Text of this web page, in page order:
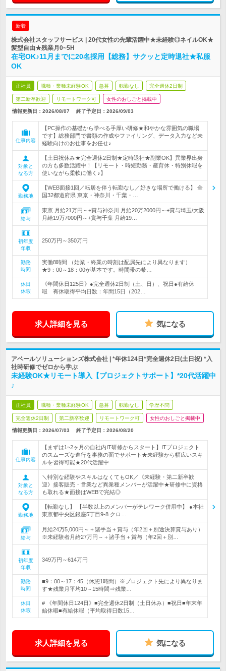
新着
株式会社スタッフサービス | 20代女性の先輩活躍中★未経験◎ネイルOK★
髪型自由★残業月0~5H
在宅OK♪11月までに20名採用【総務】サクッと定時退社★私服
OK
正社員 職種・業種未経験OK 急募 転勤なし 完全週休2日制
第二新卒歓迎 リモートワーク可 女性のおしごと掲載中
情報更新日：2026/08/07 終了予定日： 2026/09/03
仕事内容
【PC操作の基礎から学べる手厚い研修★和やかな雰囲気の職場
です】総務部門で書類の作成やファイリング、データ入力など未
経験向けのお仕事をお任せ♪
対象と
なる方
【土日祝休み★完全週休2日制★定時退社★副業OK】異業界出身
の方も多数活躍中！【リモート・時短勤務・産育休・特別休暇を
使いながら柔軟に働く♪】
勤務地
【WEB面接1回／転居を伴う転勤なし／好きな場所で働ける】 全
国32都道府県 東京・神奈川・千葉・…
給与
東京 月給21万円～+賞与神奈川 月給20万2000円～+賞与埼玉/大阪
月給19万7000円～+賞与千葉 月給19…
初年度
年収
250万円～350万円
勤務
時間
実働8時間 （始業・終業の時刻は配属先により異なります）
★9：00～18：00が基本です。時間帯の希…
休日
休暇
《年間休日125日》●完全週休2日制（土、日）、祝日●有給休
暇 有休取得平均日数：年間15日（202…
求人詳細を見る 気になる
アベールソリューションズ株式会社 | *年休124日*完全週休2日(土日祝) *入
社時研修でゼロから学ぶ
未経験OK★リモート導入【プロジェクトサポート】*20代活躍中
♪
正社員 職種・業種未経験OK 急募 転勤なし 学歴不問
完全週休2日制 第二新卒歓迎 リモートワーク可 女性のおしごと掲載中
情報更新日：2026/07/03 終了予定日： 2026/08/20
仕事内容
【まずは1~2ヶ月の自社内IT研修からスタート】ITプロジェクト
のスムーズな進行を事務の面でサポート★未経験から幅広いスキ
ルを習得可能★20代活躍中
対象と
なる方
＼特別な経験やスキルはなくてもOK／《未経験・第二新卒歓
迎》接客販売・営業など異業種メンバーが活躍中★研修中に資格
も取れる★面接はWEBで完結◎
勤務地
【転勤なし】 【半数以上のメンバーがテレワーク併用中】 ●本社
東京都中央区銀座5丁目9-8 クロ…
給与
月給24万5,000円～＋諸手当＋賞与（年2回＋別途決算賞与あり）
※未経験者月給27万円～＋諸手当＋賞与（年2回＋別…
初年度
年収
349万円～614万円
勤務
時間
■9：00～17：45（休憩1時間）※プロジェクト先により異なりま
す★残業月平均10～15時間⇒残業…
休日
休暇
# 《年間休日124日》■完全週休2日制（土日休み）■祝日■年末年
始休暇■有給休暇（平均取得日数15…
求人詳細を見る 気になる